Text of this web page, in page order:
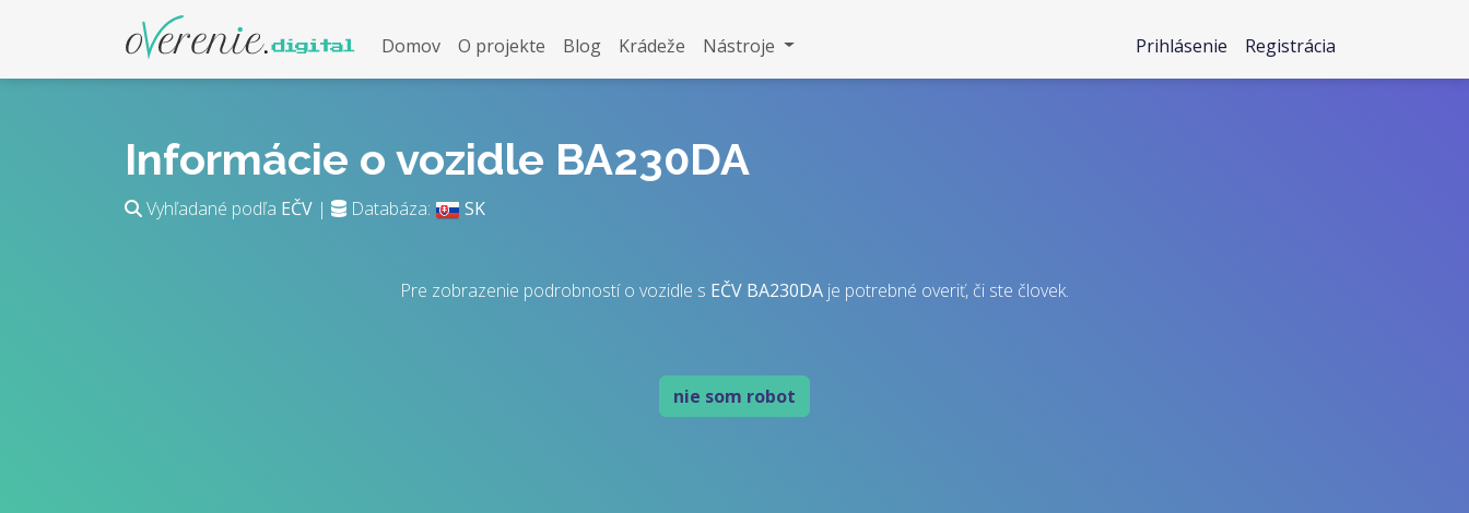
Domov O projekte Blog Krádeže Nástroje Prihlásenie Registrácia
Informácie o vozidle BA230DA
Vyhľadané podľa EČV | Databáza: SK
Pre zobrazenie podrobností o vozidle s EČV BA230DA je potrebné overiť, či ste človek.
nie som robot